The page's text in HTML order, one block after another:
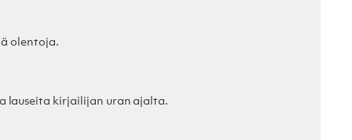
olentoja.
lauseita kirjailijan uran ajalta.